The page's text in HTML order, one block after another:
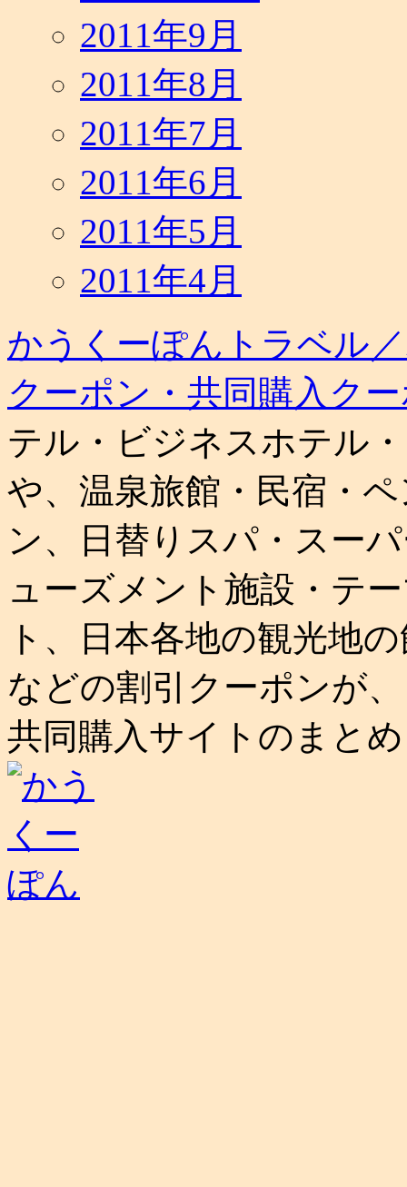
2011年9月
2011年8月
2011年7月
2011年6月
2011年5月
2011年4月
かうくーぽんトラベル
クーポン・共同購入ク
テル・ビジネスホテル
や、温泉旅館・民宿・
ン、日替りスパ・スー
ューズメント施設・テ
ト、日本各地の観光地
などの割引クーポンが
共同購入サイトのまと